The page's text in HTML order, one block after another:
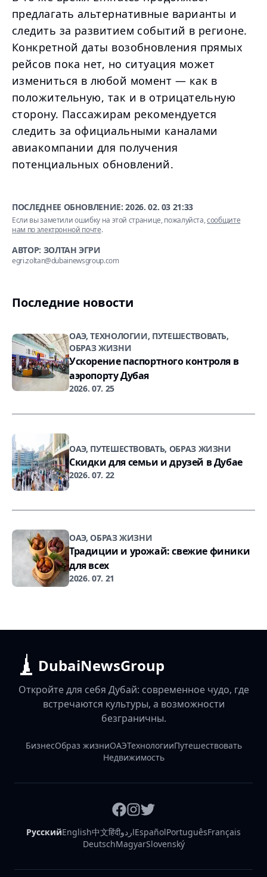
предлагать альтернативные варианты и
следить за развитием событий в регионе.
Конкретной даты возобновления прямых
рейсов пока нет, но ситуация может
измениться в любой момент — как в
положительную, так и в отрицательную
сторону. Пассажирам рекомендуется
следить за официальными каналами
авиакомпании для получения
потенциальных обновлений.
ПОСЛЕДНЕЕ ОБНОВЛЕНИЕ:2026. 02. 03 21:33
Если вы заметили ошибку на этой странице, пожалуйста,сообщите
нам по электронной почте.
АВТОР: ЗОЛТАН ЭГРИ
egri.zoltan@dubainewsgroup.com
Последние новости
ОАЭ, ТЕХНОЛОГИИ, ПУТЕШЕСТВОВАТЬ,
ОБРАЗ ЖИЗНИ
Ускорение паспортного контроля в
аэропорту Дубая
2026. 07. 25
ОАЭ, ПУТЕШЕСТВОВАТЬ, ОБРАЗ ЖИЗНИ
Скидки для семьи и друзей в Дубае
2026. 07. 22
ОАЭ, ОБРАЗ ЖИЗНИ
Традиции и урожай: свежие финики
для всех
2026. 07. 21
DubaiNewsGroup
Откройте для себя Дубай: современное чудо, где
встречаются культуры, а возможности
безграничны.
БизнесОбраз жизниОАЭТехнологииПутешествовать
Недвижимость
РусскийEnglish中文हिंदीاردوEspañolPortuguêsFrançais
DeutschMagyarSlovenský